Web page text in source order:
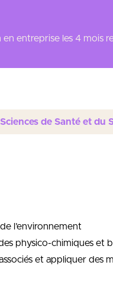
entreprise les 4 mois
de Santé et du
l’environnement
physico-chimiques et
et appliquer des